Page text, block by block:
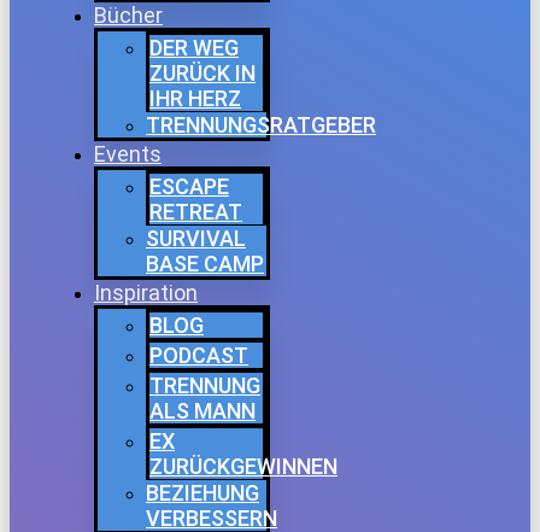
Bücher
DER WEG
ZURÜCK IN
IHR HERZ
TRENNUNGSRATGEBER
Events
ESCAPE
RETREAT
SURVIVAL
BASE CAMP
Inspiration
BLOG
PODCAST
TRENNUNG
ALS MANN
EX
ZURÜCKGEWINNEN
BEZIEHUNG
VERBESSERN